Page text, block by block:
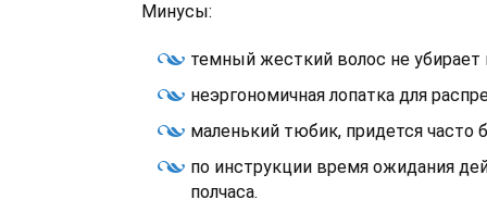
Минусы:
темный жесткий волос не убирает
неэргономичная лопатка для
маленький тюбик, придется часто
по инструкции время ожидания
полчаса.